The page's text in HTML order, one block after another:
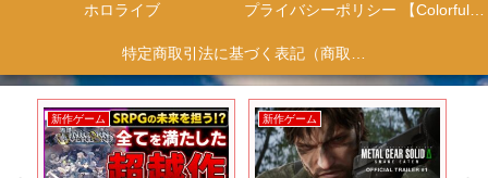
ホロライブ プライバシーポリシー 【Colorful Creation】
特定商取引法に基づく表記（商取引に関する開示）
新作ゲーム 新作ゲーム